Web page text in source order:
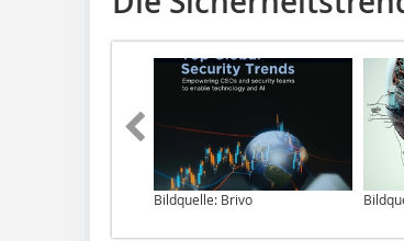
Bildquelle: Brivo